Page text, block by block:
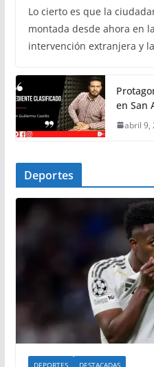
Lo cierto es que la
montada desde ahora en
intervención extranjera y
en San
abril 9,
Deportes